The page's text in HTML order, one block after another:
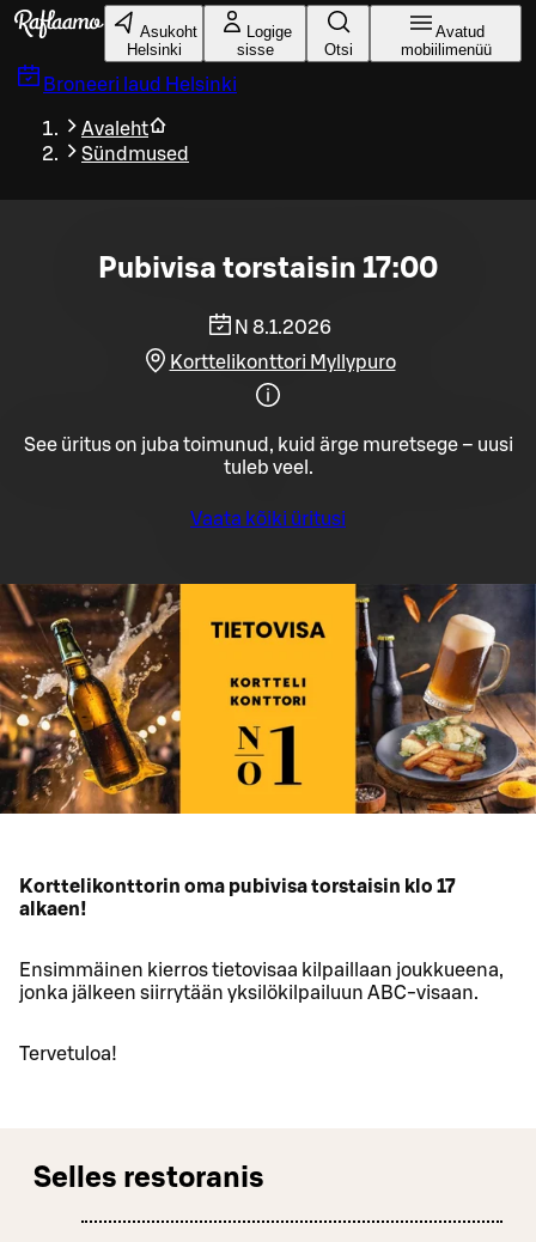
Liigu peamise sisu juurde
Asukoht
Helsinki
Logige
sisse
Otsi
Avatud
mobiilimenüü
Broneeri laud Helsinki
Avaleht
Sündmused
Pubivisa torstaisin 17:00
N 8.1.2026
Korttelikonttori Myllypuro
See üritus on juba toimunud, kuid ärge muretsege – uusi
tuleb veel.
Vaata kõiki üritusi
Korttelikonttorin oma pubivisa torstaisin klo 17
alkaen!
Ensimmäinen kierros tietovisaa kilpaillaan joukkueena,
jonka jälkeen siirrytään yksilökilpailuun ABC-visaan.
Tervetuloa!
Selles restoranis